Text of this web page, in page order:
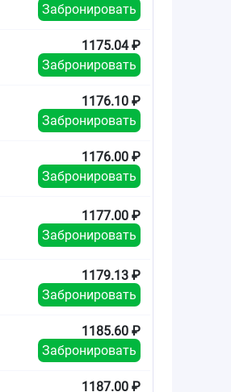
Забронировать
1175.04 ₽
Забронировать
1176.10 ₽
Забронировать
1176.00 ₽
Забронировать
1177.00 ₽
Забронировать
1179.13 ₽
Забронировать
1185.60 ₽
Забронировать
1187.00 ₽